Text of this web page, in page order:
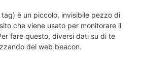
è un piccolo, invisibile pezzo di
che viene usato per monitorare il
fare questo, diversi dati su di te
dei web beacon.